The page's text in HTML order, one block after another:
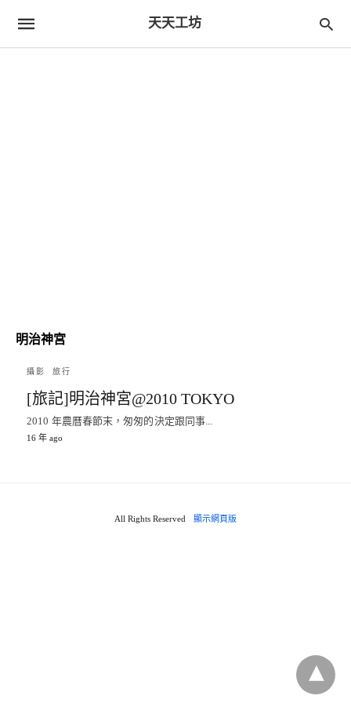
天天工坊
明治神宮
攝影 旅行
[旅記]明治神宮@2010 TOKYO
2010 年農曆春節末，匆匆的決定跟同事...
16 年 ago
All Rights Reserved 顯示網頁版